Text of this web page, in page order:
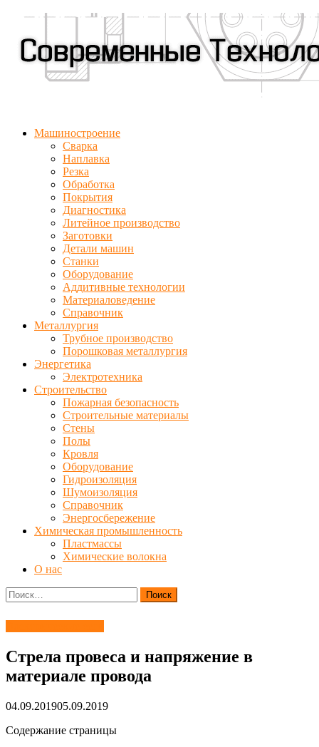
Машиностроение
Сварка
Наплавка
Резка
Обработка
Покрытия
Диагностика
Литейное производство
Заготовки
Детали машин
Станки
Оборудование
Аддитивные технологии
Материаловедение
Справочник
Металлургия
Трубное производство
Порошковая металлургия
Энергетика
Электротехника
Строительство
Пожарная безопасность
Строительные материалы
Стены
Полы
Кровля
Оборудование
Гидроизоляция
Шумоизоляция
Справочник
Энергосбережение
Химическая промышленность
Пластмассы
Химические волокна
О нас
Найти:
Стрела провеса и напряжение в
материале провода
04.09.201905.09.2019
Содержание страницы